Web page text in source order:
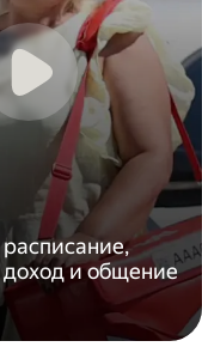
и общение